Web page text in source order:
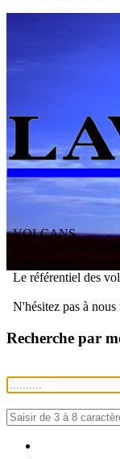
VOLCANS
Le référentiel des
N'hésitez pas à
Recherche par